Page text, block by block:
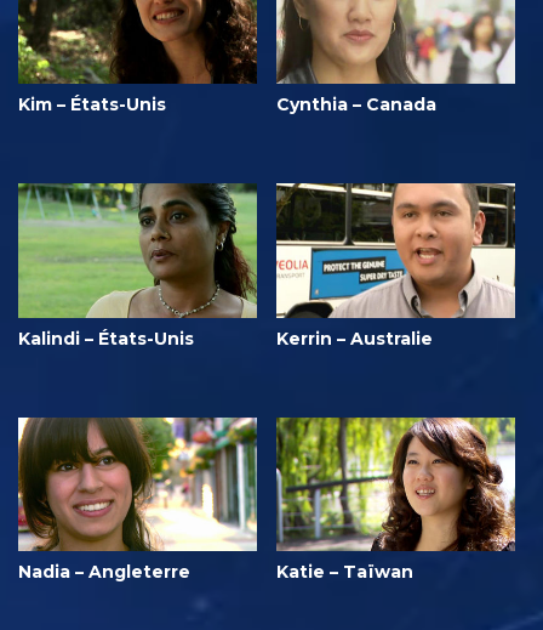
Kim – États-Unis Cynthia – Canada
Kalindi – États-Unis Kerrin – Australie
Nadia – Angleterre Katie – Taïwan